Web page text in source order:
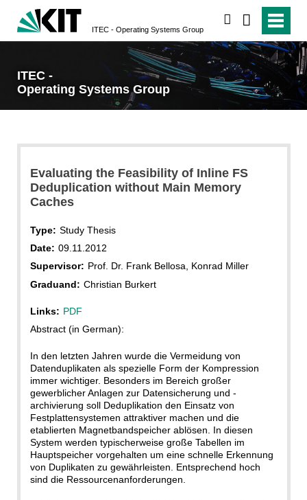
ITEC - Operating Systems Group
ITEC -
Operating Systems Group
Evaluating the Feasibility of Inline FS
Deduplication without Main Memory
Caches
Type: Study Thesis
Date: 09.11.2012
Supervisor: Prof. Dr. Frank Bellosa, Konrad Miller
Graduand: Christian Burkert
Links: PDF
Abstract (in German):
In den letzten Jahren wurde die Vermeidung von
Datenduplikaten als spezielle Form der Kompression
immer wichtiger. Besonders im Bereich großer
gewerblicher Anlagen zur Datensicherung und -
archivierung soll Deduplikation den Einsatz von
Festplattensystemen attraktiver machen und die
etablierten Magnetbandspeicher ablösen. In diesen
System werden typischerweise große Tabellen im
Hauptspeicher vorgehalten um eine schnelle Erkennung
von Duplikaten zu gewährleisten. Entsprechend hoch
sind die Ressourcenanforderungen.